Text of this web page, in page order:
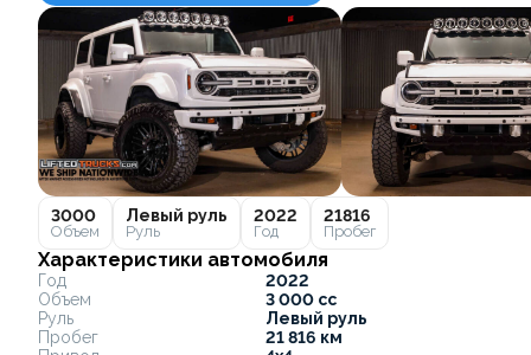
3000
Объем
Левый руль
Руль
2022
Год
21816
Пробег
Характеристики автомобиля
Год
2022
Объем
3 000 cc
Руль
Левый руль
Пробег
21 816 км